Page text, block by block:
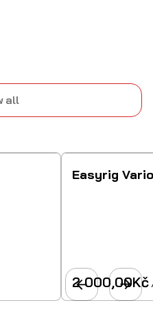
all
Easyrig